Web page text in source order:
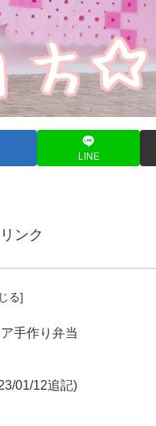
LINE
ンク
手作り弁当
01/12追記)